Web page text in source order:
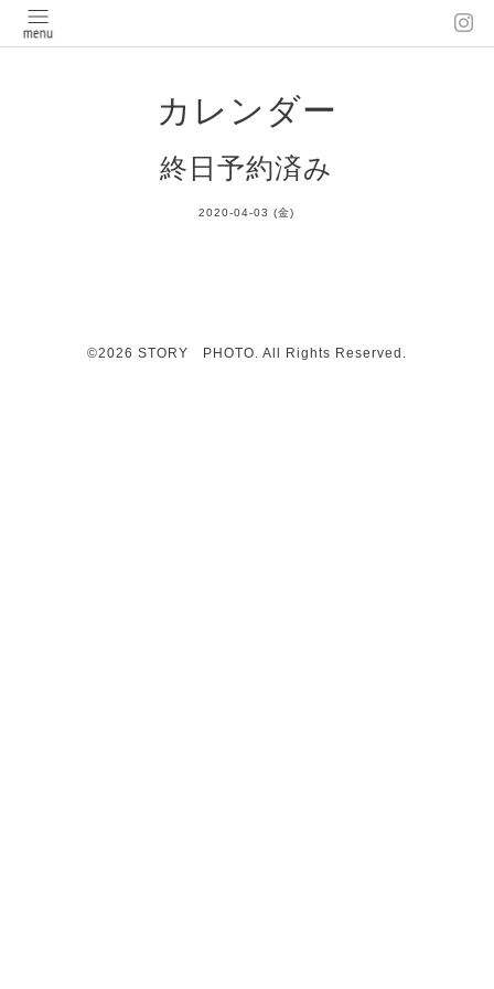
カレンダー
終日予約済み
2020-04-03 (金)
©2026 STORY PHOTO. All Rights Reserved.